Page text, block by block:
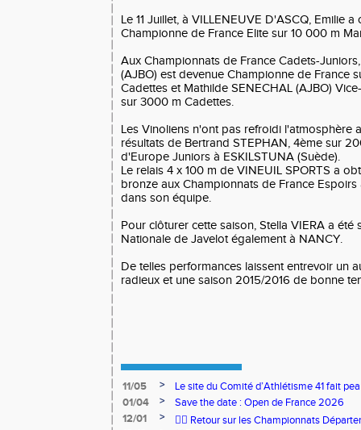
Le 11 Juillet, à VILLENEUVE D'ASCQ, Emilie
Championne de France Elite sur 10 000 m
Aux Championnats de France Cadets-
(AJBO) est devenue Championne de France
Cadettes et Mathilde SENECHAL (AJBO)
sur 3000 m Cadettes.
Les Vinoliens n'ont pas refroidi l'atmosphère
résultats de Bertrand STEPHAN, 4ème sur
d'Europe Juniors à ESKILSTUNA (Suède).
Le relais 4 x 100 m de VINEUIL SPORTS a
bronze aux Championnats de France
dans son équipe.
Pour clôturer cette saison, Stella VIERA a été
Nationale de Javelot également à NANCY.
De telles performances laissent entrevoir un
radieux et une saison 2015/2016 de bonne
11/05 >
Le site du Comité d’Athlétisme 41 fait
01/04
>
Save the date : Open de France 2026
12/01
>
🏃‍♂️ Retour sur les Championnats